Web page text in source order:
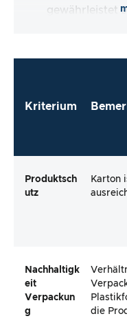
gewährleistet
direkt zu
Kriterium
Produktsch
utz
Karton
Nachhaltigk
eit
Verpackun
g
die